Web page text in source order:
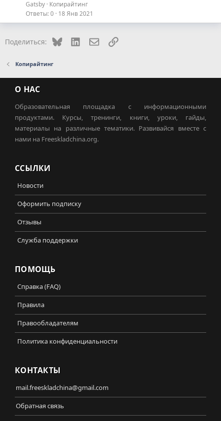
Gatsby Копирайтинг
Ответы 0 18 Янв 2021
Поделиться: Bluesky LinkedInЭлектронная почта
Ссылка
Копирайтинг
О НАС
Образовательная площадка с информационными
продуктами. Курсы, тренинги, книги, уроки, гайды,
материалы на различные тематики. Развивайся вместе с
нами на Freeskladchina.org.
ССЫЛКИ
Новости
Оформить подписку
Отзывы
Служба поддержки
ПОМОЩЬ
Справка (FAQ)
Правила
Правообладателям
Политика конфиденциальности
КОНТАКТЫ
mail.freeskladchina@gmail.com
Обратная связь